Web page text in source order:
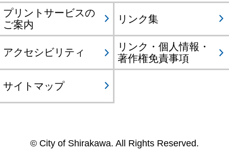
プリントサービスの
ご案内
リンク集
アクセシビリティ
リンク・個人情報・
著作権免責事項
サイトマップ
© City of Shirakawa. All Rights Reserved.